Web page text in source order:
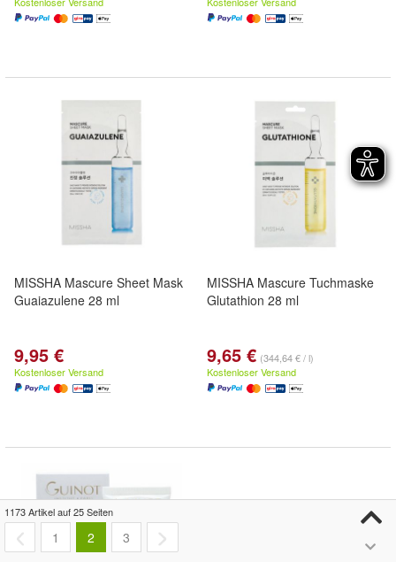
MISSHA Mascure Sheet Mask
Guaiazulene 28 ml
9,95 €
Kostenloser Versand
MISSHA Mascure Tuchmaske
Glutathion 28 ml
9,65 € (344,64 € / l)
Kostenloser Versand
1173 Artikel auf 25 Seiten
1 2 3